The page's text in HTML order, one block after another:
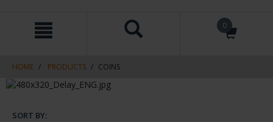
navigation
0
HOME PRODUCTS COINS
SORT BY: